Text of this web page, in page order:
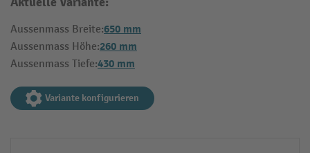
Aussenmass Breite:650 mm
Aussenmass Höhe:260 mm
Aussenmass Tiefe:430 mm
Variante konfigurieren